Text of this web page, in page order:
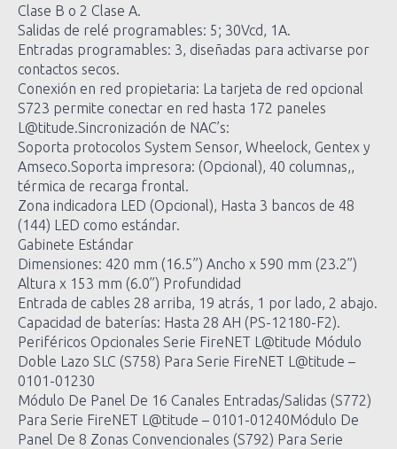
Clase B o 2 Clase A.
Salidas de relé programables: 5; 30Vcd, 1A.
Entradas programables: 3, diseñadas para activarse por
contactos secos.
Conexión en red propietaria: La tarjeta de red opcional
S723 permite conectar en red hasta 172 paneles
L@titude.Sincronización de NAC’s:
Soporta protocolos System Sensor, Wheelock, Gentex y
Amseco.Soporta impresora: (Opcional), 40 columnas,,
térmica de recarga frontal.
Zona indicadora LED (Opcional), Hasta 3 bancos de 48
(144) LED como estándar.
Gabinete Estándar
Dimensiones: 420 mm (16.5”) Ancho x 590 mm (23.2”)
Altura x 153 mm (6.0”) Profundidad
Entrada de cables 28 arriba, 19 atrás, 1 por lado, 2 abajo.
Capacidad de baterías: Hasta 28 AH (PS-12180-F2).
Periféricos Opcionales Serie FireNET L@titude Módulo
Doble Lazo SLC (S758) Para Serie FireNET L@titude –
0101-01230
Módulo De Panel De 16 Canales Entradas/Salidas (S772)
Para Serie FireNET L@titude – 0101-01240Módulo De
Panel De 8 Zonas Convencionales (S792) Para Serie